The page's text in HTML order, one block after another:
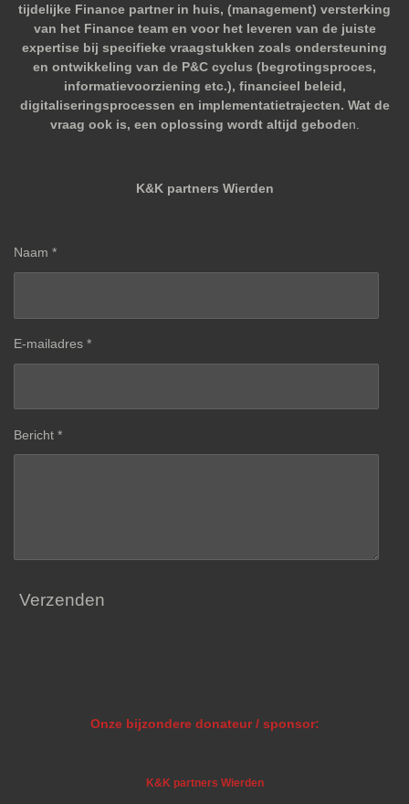
tijdelijke Finance partner in huis, (management) versterking
van het Finance team en voor het leveren van de juiste
expertise bij specifieke vraagstukken zoals ondersteuning
en ontwikkeling van de P&C cyclus (begrotingsproces,
informatievoorziening etc.), financieel beleid,
digitaliseringsprocessen en implementatietrajecten. Wat de
vraag ook is, een oplossing wordt altijd geboden.
K&K partners Wierden
Naam *
E-mailadres *
Bericht *
Verzenden
Onze bijzondere donateur / sponsor:
K&K partners Wierden